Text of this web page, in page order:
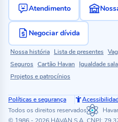
Atendimento
Negociar dívida
Nossa história Lista de presentes
Seguros Cartão Havan Igualdade
Projetos e patrocínios
Políticas e segurança
Todos os direitos reservados